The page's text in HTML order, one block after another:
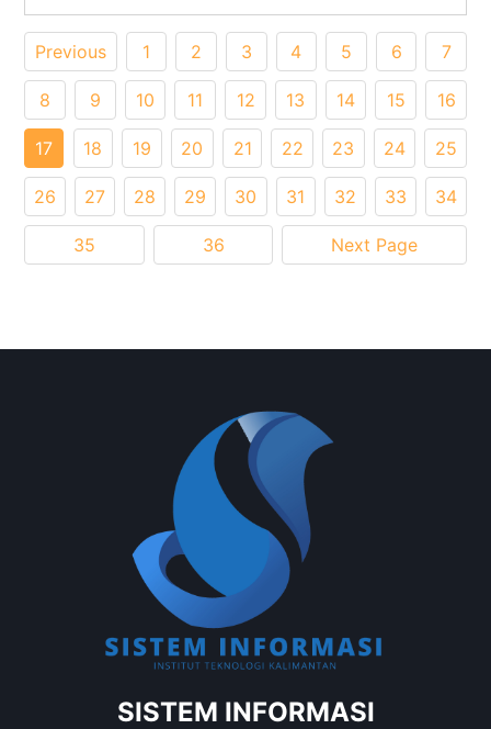
Previous 1 2 3 4 5 6 7
8 9 10 11 12 13 14 15 16
17 18 19 20 21 22 23 24 25
26 27 28 29 30 31 32 33 34
35 36 Next Page
SISTEM INFORMASI